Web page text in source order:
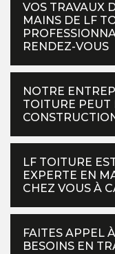
VOS TRAVAUX
MAINS DE LF
RENDEZ-VOUS
NOTRE
TOITURE PEUT
LF TOITURE
EXPERTE EN
CHEZ VOUS À
FAITES APPEL
BESOINS EN